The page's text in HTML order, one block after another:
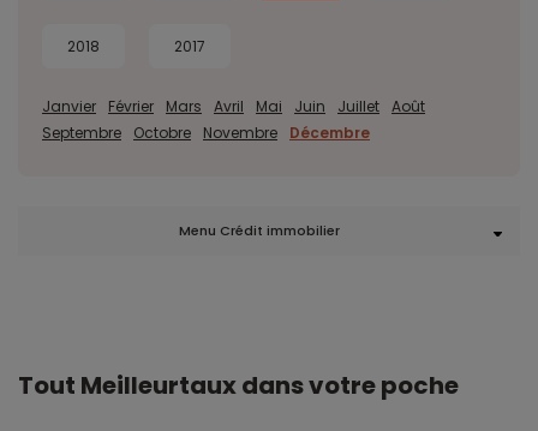
2018 2017
Janvier Février Mars Avril Mai Juin Juillet Août
Septembre
Octobre Novembre Décembre
Menu Crédit immobilier
Tout Meilleurtaux dans votre poche